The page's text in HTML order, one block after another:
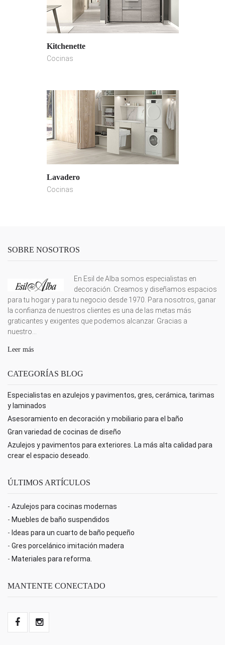
Kitchenette
Cocinas
Lavadero
Cocinas
SOBRE NOSOTROS
En Esil de Alba somos especialistas en
decoración. Creamos y diseñamos espacios
para tu hogar y para tu negocio desde 1970. Para nosotros, ganar
la confianza de nuestros clientes es una de las metas más
graticantes y exigentes que podemos alcanzar. Gracias a
nuestro...
Leer más
CATEGORÍAS BLOG
Especialistas en azulejos y pavimentos, gres, cerámica, tarimas
y laminados
Asesoramiento en decoración y mobiliario para el baño
Gran variedad de cocinas de diseño
Azulejos y pavimentos para exteriores. La más alta calidad para
crear el espacio deseado.
ÚLTIMOS ARTÍCULOS
- Azulejos para cocinas modernas
- Muebles de baño suspendidos
- Ideas para un cuarto de baño pequeño
- Gres porcelánico imitación madera
- Materiales para reforma.
MANTENTE CONECTADO